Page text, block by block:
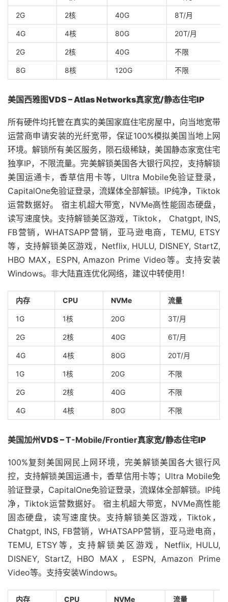
2G 2核 40G 8T/月
4G 4核 80G 20T/月
2G 2核 40G 不限
8G 8核 120G 不限
美国西雅图VDS – Atlas Networks真家宽/静态住宅IP
所有硬件均托管在真实的美国家庭住宅房屋中，向当地宽带
运营商申请安装的光纤宽带，保证100%模拟美国当地上网
环境。解锁所有美区服务，陨石级稀缺，美国静态家宽住宅
独享IP，不限流量。完美解锁美国各大银行风控，支持解锁
美国运通卡，香草信用卡等，Ultra Mobile免验证登录，
CapitalOne免验证登录，流媒体全部解锁。IP纯净，Tiktok
运营数据好。 宿主机超大带宽，NVMe高性能固态硬盘，
读写速度快。支持解锁美区游戏，Tiktok， Chatgpt, INS,
FB营销，WHATSAPP营销，亚马逊电商，TEMU, ETSY
等，支持解锁美区游戏，Netflix, HULU, DISNEY, StartZ,
HBO MAX，ESPN, Amazon Prime Video等。支持安装
Windows。非大陆直连优化网络，建议中转使用！
内存 CPU NVMe 流量
1G 1核 20G 3T/月
2G 2核 40G 6T/月
4G 4核 80G 20T/月
1G 1核 20G 不限
2G 2核 40G 不限
4G 4核 80G 不限
美国加州VDS –T-Mobile/Frontier真家宽/静态住宅IP
100%复刻美国网民上网环境，完美解锁美国各大银行风
控，支持解锁美国运通卡，香草信用卡等；Ultra Mobile免
验证登录，CapitalOne免验证登录，流媒体全部解锁。IP纯
净，Tiktok运营数据好。 宿主机超大带宽，NVMe高性能
固态硬盘，读写速度快。支持解锁美区游戏，Tiktok，
Chatgpt, INS, FB营销，WHATSAPP营销，亚马逊电商，
TEMU, ETSY等，支持解锁美区游戏，Netflix, HULU,
DISNEY, StartZ, HBO MAX，ESPN, Amazon Prime
Video等。支持安装Windows。
内存 CPU NVMe 流量